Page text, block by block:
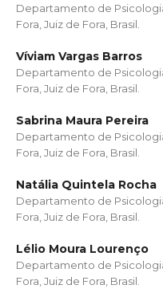
Departamento de
Fora, Juiz de Fora, Brasil.
Víviam Vargas Barros
Departamento de
Fora, Juiz de Fora, Brasil.
Sabrina Maura Pereira
Departamento de
Fora, Juiz de Fora, Brasil.
Natália Quintela Rocha
Departamento de
Fora, Juiz de Fora, Brasil.
Lélio Moura Lourenço
Departamento de
Fora, Juiz de Fora, Brasil.